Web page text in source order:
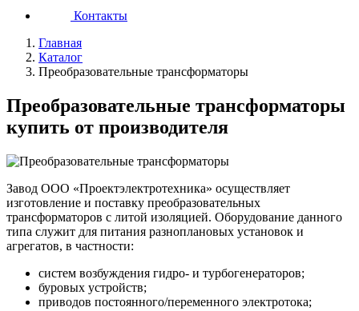
Контакты
Главная
Каталог
Преобразовательные трансформаторы
Преобразовательные трансформаторы
купить от производителя
Завод ООО «Проектэлектротехника» осуществляет
изготовление и поставку преобразовательных
трансформаторов с литой изоляцией. Оборудование данного
типа служит для питания разноплановых установок и
агрегатов, в частности:
систем возбуждения гидро- и турбогенераторов;
буровых устройств;
приводов постоянного/переменного электротока;